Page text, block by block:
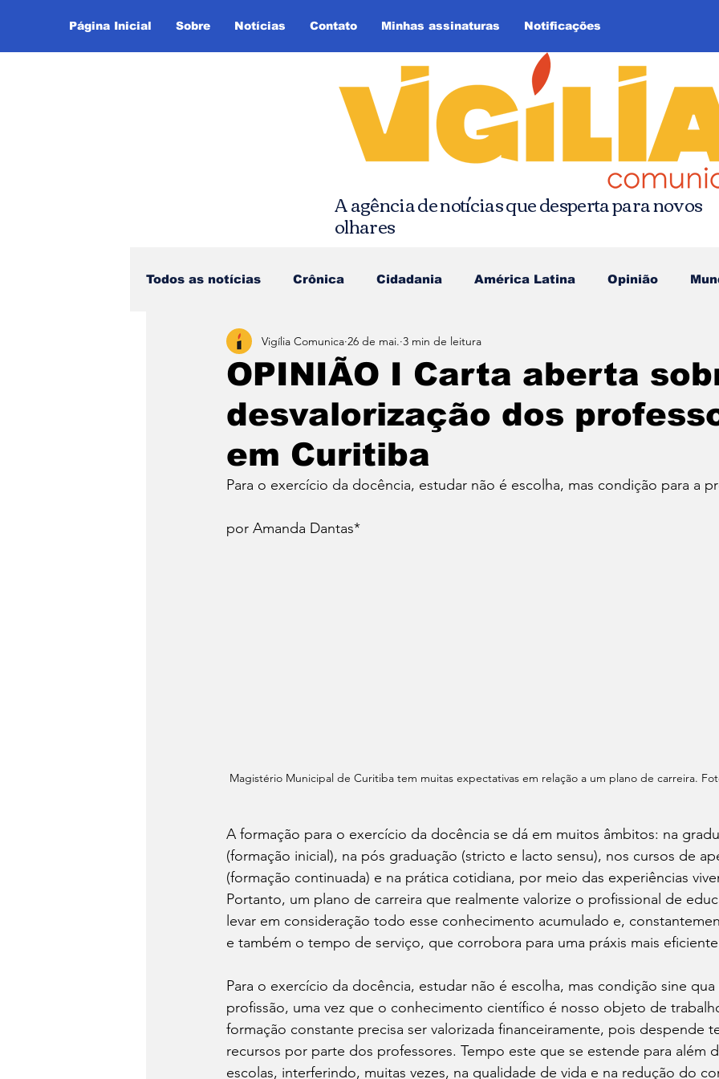
Página Inicial Sobre Notícias Contato Minhas assinaturas Notificações
A agência de notícias que desperta para novos
olhares
Todos as notícias Crônica Cidadania América Latina Opinião
Dica de Leitura Notícias da Quebrada
Emergência Climática Política Educação Cotidiano Cidades
Qual é a sua luta? Crônica
OPINIÃO I Carta aberta
desvalorização dos
em Curitiba
Vigília Comunica 26 de mai. 3 min de leitura
Para o exercício da docência, estudar não é escolha, mas condição para a
por Amanda Dantas*
Magistério Municipal de Curitiba tem muitas expectativas em relação a um plano de carreira.
A formação para o exercício da docência se dá em muitos âmbitos: na
(formação inicial), na pós graduação (stricto e lacto sensu), nos cursos de
(formação continuada) e na prática cotidiana, por meio das experiências
Portanto, um plano de carreira que realmente valorize o profissional de
levar em consideração todo esse conhecimento acumulado e,
e também o tempo de serviço, que corrobora para uma práxis mais
Para o exercício da docência, estudar não é escolha, mas condição sine qua
profissão, uma vez que o conhecimento científico é nosso objeto de
formação constante precisa ser valorizada financeiramente, pois despende
recursos por parte dos professores. Tempo este que se estende para além
escolas, interferindo, muitas vezes, na qualidade de vida e na redução do